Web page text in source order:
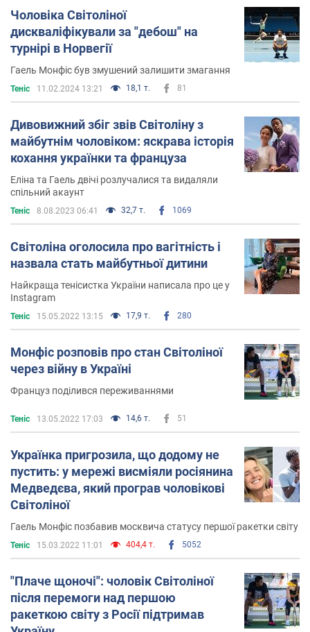
Чоловіка Світоліної
дискваліфікували за "дебош" на
турнірі в Норвегії
Гаель Монфіс був змушений залишити змагання
Теніс 11.02.2024 13:21 18,1 т. 81
Дивовижний збіг звів Світоліну з
майбутнім чоловіком: яскрава історія
кохання українки та француза
Еліна та Гаель двічі розлучалися та видаляли
спільний акаунт
Теніс 8.08.2023 06:41 32,7 т. 1069
Світоліна оголосила про вагітність і
назвала стать майбутньої дитини
Найкраща тенісистка України написала про це у
Instagram
Теніс 15.05.2022 13:15 17,9 т. 280
Монфіс розповів про стан Світоліної
через війну в Україні
Француз поділився переживаннями
Теніс 13.05.2022 17:03 14,6 т. 51
Українка пригрозила, що додому не
пустить: у мережі висміяли росіянина
Медведєва, який програв чоловікові
Світоліної
Гаель Монфіс позбавив москвича статусу першої ракетки світу
Теніс 15.03.2022 11:01 404,4 т. 5052
"Плаче щоночі": чоловік Світоліної
після перемоги над першою
ракеткою світу з Росії підтримав